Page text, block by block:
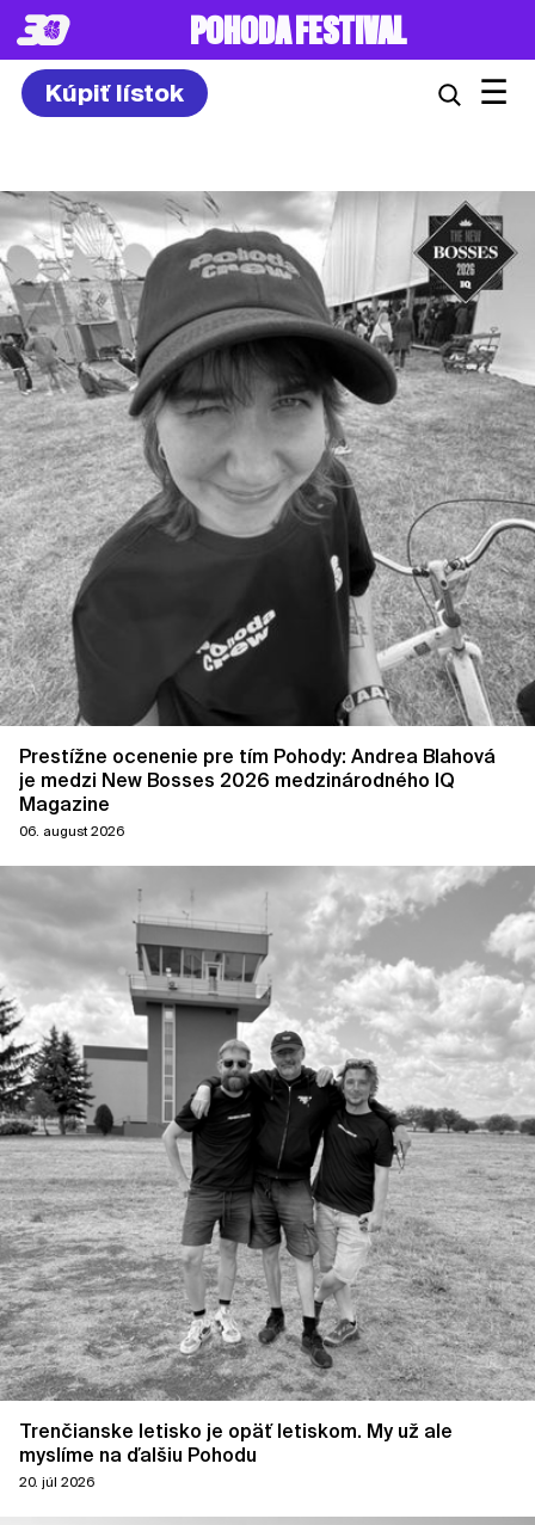
8. – 10.7.2027
Kúpiť lístok ☰
Prestížne ocenenie pre tím Pohody: Andrea Blahová
je medzi New Bosses 2026 medzinárodného IQ
Magazine
06. august 2026
Trenčianske letisko je opäť letiskom. My už ale
myslíme na ďalšiu Pohodu
20. júl 2026